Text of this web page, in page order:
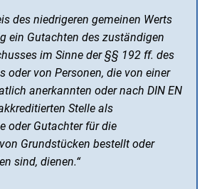
des niedrigeren gemeinen Werts
ein Gutachten des zuständigen
im Sinne der §§ 192 ff. des
oder von Personen, die von einer
anerkannten oder nach DIN EN
Stelle als
oder Gutachter für die
Grundstücken bestellt oder
sind, dienen.“